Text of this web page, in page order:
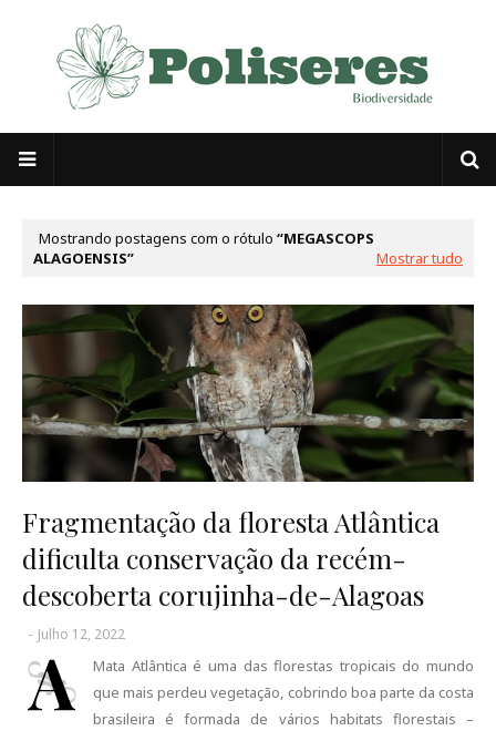
Mostrando postagens com o rótulo
MEGASCOPS
ALAGOENSIS
Mostrar tudo
Fragmentação da floresta Atlântica
dificulta conservação da recém-
descoberta corujinha-de-Alagoas
- Julho 12, 2022
A
Mata Atlântica é uma das florestas tropicais do mundo
que mais perdeu vegetação, cobrindo boa parte da costa
brasileira é formada de vários habitats florestais –